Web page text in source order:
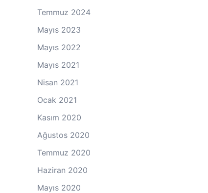
Temmuz 2024
Mayıs 2023
Mayıs 2022
Mayıs 2021
Nisan 2021
Ocak 2021
Kasım 2020
Ağustos 2020
Temmuz 2020
Haziran 2020
Mayıs 2020